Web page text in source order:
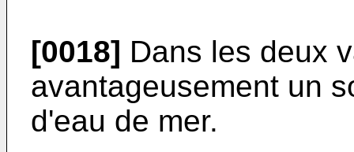
[0018] Dans les deux
avantageusement un
d'eau de mer.